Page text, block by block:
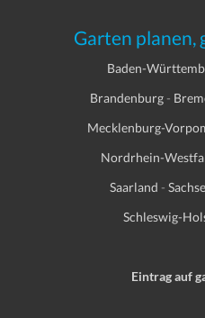
Garten planen,
Baden-
Brandenburg-
Mecklenburg-
Nordrhein-
Saarland -
Schleswig-
Eintrag auf